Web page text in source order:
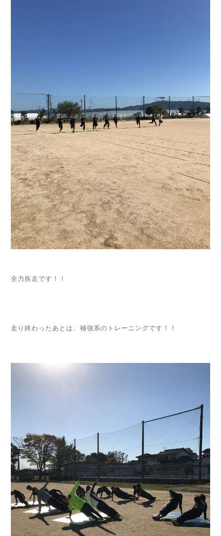
全力疾走です！！
走り終わったあとは、補強系のトレーニングです！！